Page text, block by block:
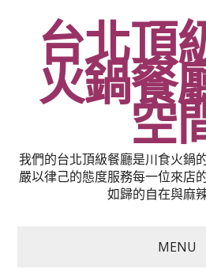
台北頂
火鍋餐
空
我們的台北頂級餐廳是川食火鍋
嚴以律己的態度服務每一位來店
如歸的自在與麻
MENU